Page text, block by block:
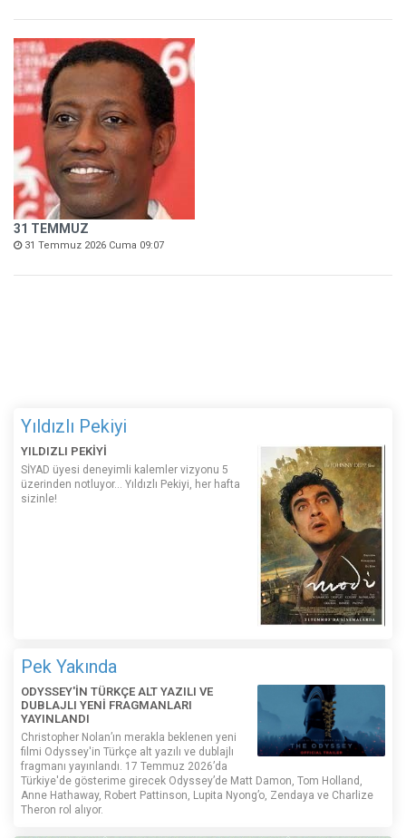
31 TEMMUZ
31 Temmuz 2026 Cuma 09:07
Yıldızlı Pekiyi
YILDIZLI PEKİYİ
SİYAD üyesi deneyimli kalemler vizyonu 5
üzerinden notluyor... Yıldızlı Pekiyi, her hafta
sizinle!
Pek Yakında
ODYSSEY'İN TÜRKÇE ALT YAZILI VE
DUBLAJLI YENİ FRAGMANLARI
YAYINLANDI
Christopher Nolan’ın merakla beklenen yeni
filmi Odyssey'in Türkçe alt yazılı ve dublajlı
fragmanı yayınlandı. 17 Temmuz 2026’da
Türkiye'de gösterime girecek Odyssey’de Matt Damon, Tom Holland,
Anne Hathaway, Robert Pattinson, Lupita Nyong’o, Zendaya ve Charlize
Theron rol alıyor.